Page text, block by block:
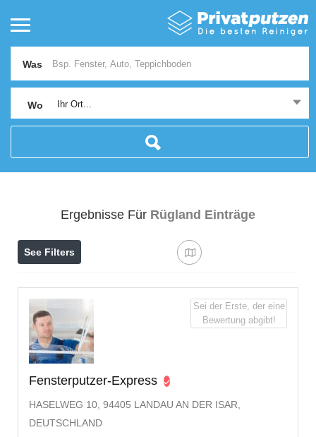
Was
Wo Ihr Ort...
Ergebnisse Für Rügland Einträge
See Filters
Fensterputzer-Express
HASELWEG 10, 94405 LANDAU AN DER ISAR,
DEUTSCHLAND
Sei der Erste, der eine
Bewertung abgibt!